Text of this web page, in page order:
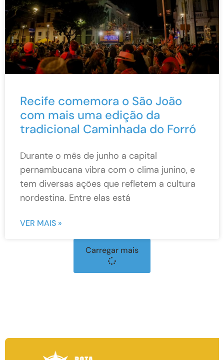
Recife comemora o São João
com mais uma edição da
tradicional Caminhada do Forró
Durante o mês de junho a capital
pernambucana vibra com o clima junino, e
tem diversas ações que refletem a cultura
nordestina. Entre elas está
VER MAIS »
Carregar mais